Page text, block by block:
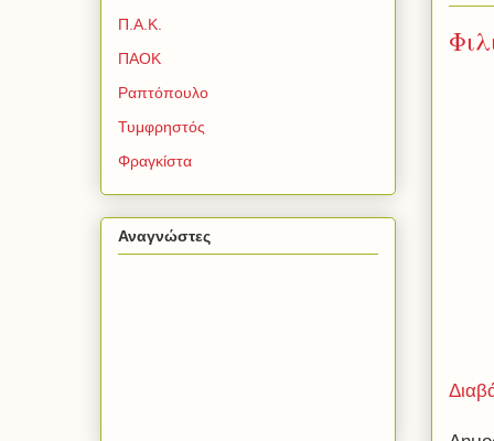
Π.Α.Κ.
ΠΑΟΚ
Ραπτόπουλο
Τυμφρηστός
Φραγκίστα
Αναγνώστες